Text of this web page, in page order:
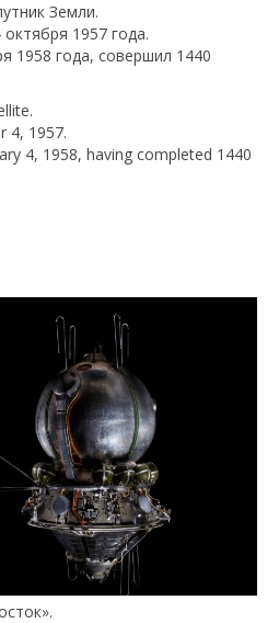
Земли.
1957 года.
1958 года, совершил 1440
4, 1957.
4, 1958, having completed 1440